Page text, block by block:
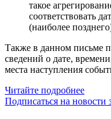
такое
соответствовать
(наиболее
Также в данном письме
сведений о дате,
места наступления
Читайте подробнее
Подписаться на новости